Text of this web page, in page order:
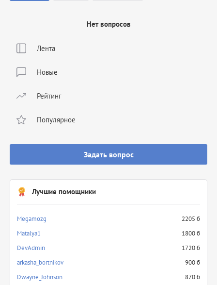
Лента
Новые
Рейтинг
Популярное
Задать вопрос
Лучшие помощники
Megamozg
2205 б
Matalya1
1800 б
DevAdmin
1720 б
arkasha_bortnikov
900 б
Dwayne_Johnson
870 б
Нет вопросов